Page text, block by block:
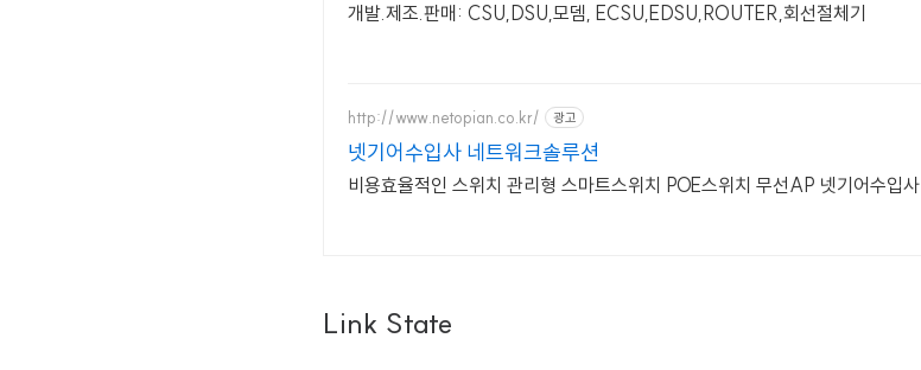
개발.제조.판매: CSU,DSU,모뎀, ECSU,EDSU,ROUTER,회선절체기
http://www.netopian.co.kr/ 광고
넷기어수입사 네트워크솔루션
비용효율적인 스위치 관리형 스마트스위치 POE스위치 무선AP 넷기어수입사
Link State